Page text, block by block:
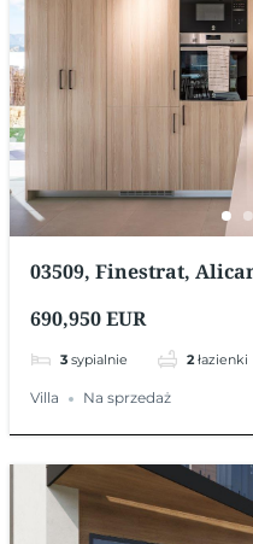
03509, Finestrat,
690,950 EUR
3 sypialnie 2 łazienki
Villa Na sprzedaż